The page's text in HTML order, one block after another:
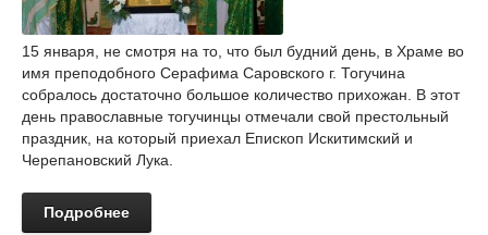
15 января, не смотря на то, что был будний день, в Храме во
имя преподобного Серафима Саровского г. Тогучина
собралось достаточно большое количество прихожан. В этот
день православные тогучинцы отмечали свой престольный
праздник, на который приехал Епископ Искитимский и
Черепановский Лука.
Подробнее